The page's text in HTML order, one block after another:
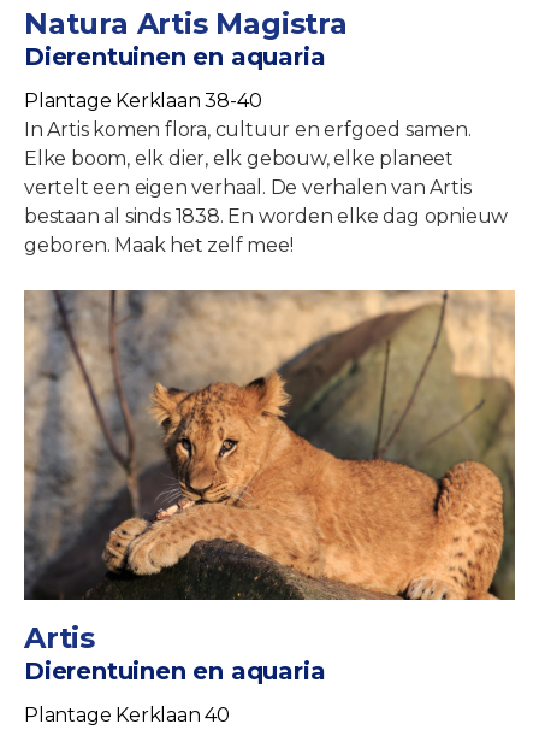
Natura Artis Magistra
Dierentuinen en aquaria
Plantage Kerklaan 38-40
In Artis komen flora, cultuur en erfgoed samen.
Elke boom, elk dier, elk gebouw, elke planeet
vertelt een eigen verhaal. De verhalen van Artis
bestaan al sinds 1838. En worden elke dag opnieuw
geboren. Maak het zelf mee!
Artis
Dierentuinen en aquaria
Plantage Kerklaan 40